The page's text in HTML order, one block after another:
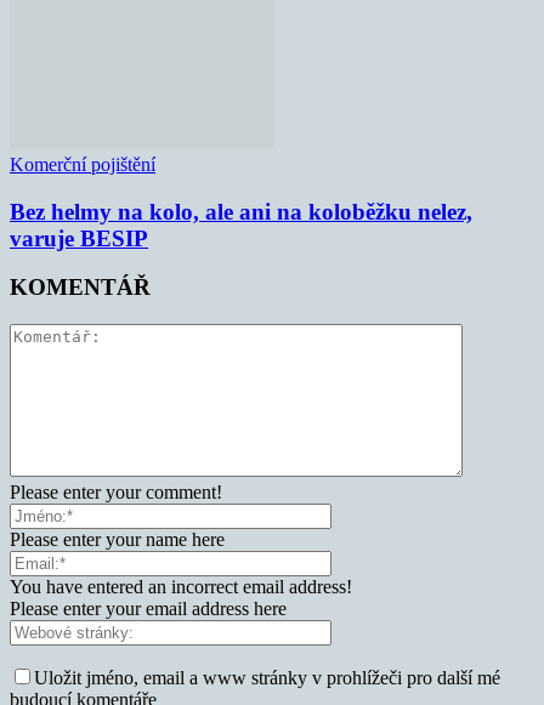
Komerční pojištění
Bez helmy na kolo, ale ani na koloběžku nelez,
varuje BESIP
KOMENTÁŘ
Please enter your comment!
Please enter your name here
You have entered an incorrect email address!
Please enter your email address here
Uložit jméno, email a www stránky v prohlížeči pro další mé
budoucí komentáře